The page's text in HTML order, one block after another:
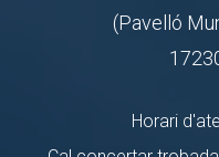
(Pavelló
Horari